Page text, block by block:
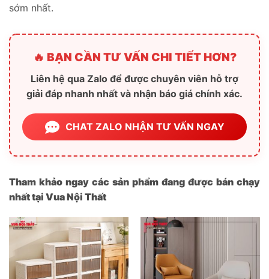
sớm nhất.
🔥 BẠN CẦN TƯ VẤN CHI TIẾT HƠN?
Liên hệ qua Zalo để được chuyên viên hỗ trợ
giải đáp nhanh nhất và nhận báo giá chính xác.
CHAT ZALO NHẬN TƯ VẤN NGAY
Tham khảo ngay các sản phẩm đang được bán chạy
nhất tại Vua Nội Thất